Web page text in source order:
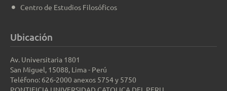
Centro de Estudios Filosóficos
Ubicación
Av. Universitaria 1801
San Miguel, 15088, Lima - Perú
Teléfono: 626-2000 anexos 5754 y 5750